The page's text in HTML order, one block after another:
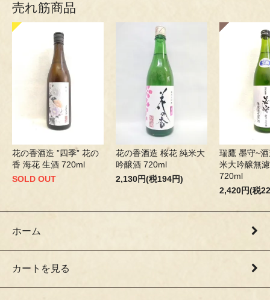
売れ筋商品
花の香酒造 ”四季” 花の
香 海花 生酒 720ml
SOLD OUT
花の香酒造 桜花 純米大
吟醸酒 720ml
2,130円(税194円)
瑞鷹 墨守~
米大吟醸無
720ml
2,420円(税
ホーム
カートを見る